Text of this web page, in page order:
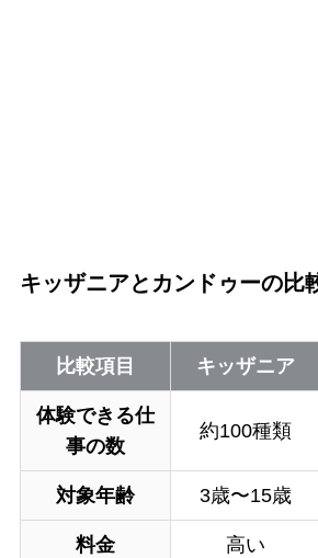
キッザニアとカンドゥーの比
比較項目 キッザニア
体験できる仕
事の数
約100種類
対象年齢 3歳〜15歳
料金 高い